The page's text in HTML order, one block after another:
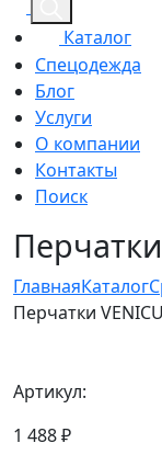
Каталог
Спецодежда
Блог
Услуги
О компании
Контакты
Поиск
ГлавнаяКаталог
Перчатки
Артикул:
1 488 ₽